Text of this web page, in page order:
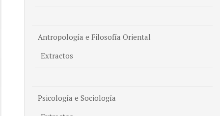
Antropología e Filosofía Oriental
Extractos
Psicología e Sociología